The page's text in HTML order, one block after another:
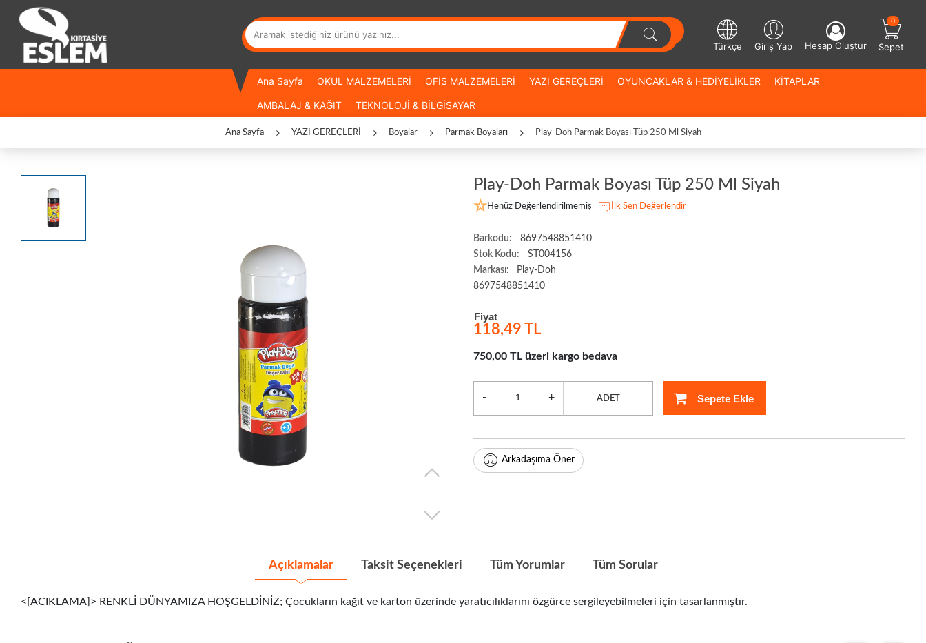
Sepet
0
Türkçe Giriş Yap Hesap Oluştur
Ana Sayfa OKUL MALZEMELERİ OFİS MALZEMELERİ YAZI GEREÇLERİ OYUNCAKLAR & HEDİYELİKLER KİTAPLAR
AMBALAJ & KAĞIT TEKNOLOJİ & BİLGİSAYAR
Ana Sayfa YAZI GEREÇLERİ Boyalar Parmak Boyaları Play-Doh Parmak Boyası Tüp 250 Ml Siyah
Play-Doh Parmak Boyası Tüp 250 Ml Siyah
Henüz Değerlendirilmemiş İlk Sen Değerlendir
Barkodu:
8697548851410
Stok Kodu:
ST004156
Markası:
Play-Doh
8697548851410
Fiyat
118,49 TL
750,00 TL üzeri kargo bedava
- + ADET Sepete Ekle
Arkadaşıma Öner
Açıklamalar Taksit Seçenekleri Tüm Yorumlar Tüm Sorular
<[ACIKLAMA]> RENKLİ DÜNYAMIZA HOŞGELDİNİZ; Çocukların kağıt ve karton üzerinde yaratıcılıklarını özgürce sergileyebilmeleri için tasarlanmıştır.